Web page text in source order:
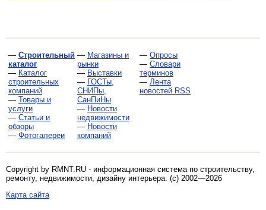
— Строительный
каталог
— Каталог
строительных
компаний
— Товары и
услуги
— Статьи и
обзоры
— Фотогалереи
— Магазины и
рынки
— Выставки
— ГОСТы,
СНИПы,
СанПиНы
— Новости
недвижимости
— Новости
компаний
— Опросы
— Словари
терминов
— Лента
новостей RSS
Copyright by RMNT.RU - информационная система по строительству,
ремонту, недвижимости, дизайну интерьера . (c) 2002—2026
Карта сайта